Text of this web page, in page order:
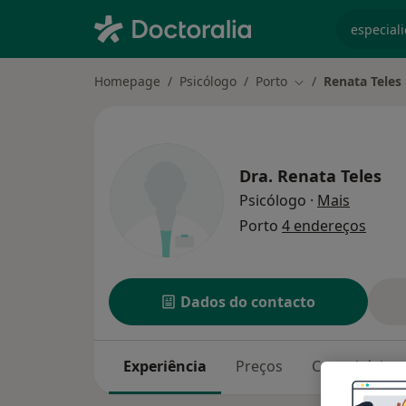
Homepage Psicólogo Porto Mudar de cidade
Renata Teles
Dra. Renata Teles
Psicólogo · Mais
Porto 4 endereços
Dados do contacto
Experiência Preços Consultórios